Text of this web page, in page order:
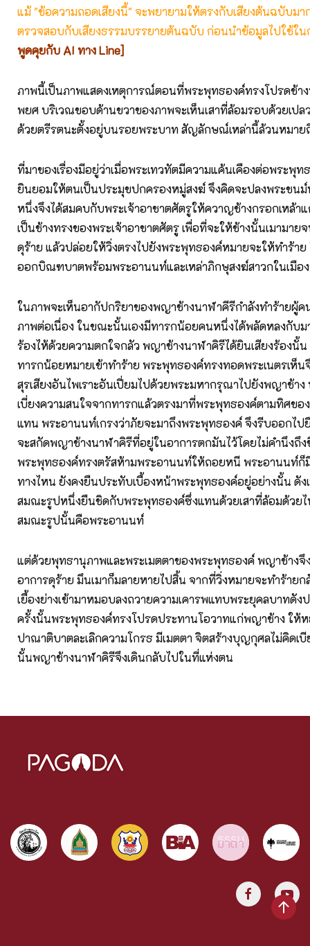
แม้ "ข้อความถอดเสียงนี้" จะพยายามให้ตรงกับเสียงต้นฉบับม
ตรวจสอบกับเสียงธรรมบรรยายต้นฉบับ ก่อนนำข้อมูลไปใช้ใน
พูดคุยกับ AI ทาง Line]
ภาพนี้เป็นภาพแสดงเหตุการณ์ตอนที่พระพุทธองค์ทรงโปรดช้า
พยศ บริเวณขอบด้านขวาของภาพจะเห็นเสาที่ล้อมรอบด้วยเป
ด้วยตรีรตนะตั้งอยู่บนรอยพระบาท สัญลักษณ์เหล่านี้ล้วนหมาย
ที่มาของเรื่องมีอยู่ว่าเมื่อพระเทวทัตมีความแค้นเคืองต่อพระพุท
ยินยอมให้ตนเป็นประมุขปกครองหมู่สงฆ์ จึงคิดจะปลงพระชนม์
หนึ่งจึงได้สมคบกับพระเจ้าอาชาตศัตรูให้ควาญช้างกรอกเหล้า
เป็นช้างทรงของพระเจ้าอาชาตศัตรู เพื่อที่จะให้ช้างนั้นเมามาย
ดุร้าย แล้วปล่อยให้วิ่งตรงไปยังพระพุทธองค์หมายจะให้ทำร้า
ออกบิณฑบาตพร้อมพระอานนท์และเหล่าภิกษุสงฆ์สาวกในเมือ
ในภาพจะเห็นอากัปกริยาของพญาช้างนาฬาคีรีกำลังทำร้ายผู้ค
ภาพต่อเนื่อง ในขณะนั้นเองมีทารกน้อยคนหนึ่งได้พลัดหลงกับม
ร้องไห้ด้วยความตกใจกลัว พญาช้างนาฬาคิรีได้ยินเสียงร้องนั้
ทารกน้อยหมายเข้าทำร้าย พระพุทธองค์ทรงทอดพระเนตรเห็น
สุรเสียงอันไพเราะอันเปี่ยมไปด้วยพระมหากรุณาไปยังพญาช้า
เบี่ยงความสนใจจากทารกแล้วตรงมาที่พระพุทธองค์ตามทิศขอ
แทน พระอานนท์เกรงว่าภัยจะมาถึงพระพุทธองค์ จึงรีบออกไป
จะสกัดพญาช้างนาฬาคิรีที่อยู่ในอาการตกมันไว้โดยไม่คำนึงถึ
พระพุทธองค์ทรงตรัสห้ามพระอานนท์ให้ถอยหนี พระอานนท์ก็
ทางไหน ยังคงยืนประทับเบื้องหน้าพระพุทธองค์อยู่อย่างนั้น ดัง
สมณะรูปหนึ่งยืนชิดกับพระพุทธองค์ซึ่งแทนด้วยเสาที่ล้อมด้วยไ
สมณะรูปนั้นคือพระอานนท์
แต่ด้วยพุทธานุภาพและพระเมตตาของพระพุทธองค์ พญาช้างจึ
อาการดุร้าย มึนเมาก็มลายหายไปสิ้น จากที่วิ่งหมายจะทำร้าย
เยื้องย่างเข้ามาหมอบลงถวายความเคารพแทบพระยุคลบาทดัง
ครั้งนั้นพระพุทธองค์ทรงโปรดประทานโอวาทแก่พญาช้าง ให้
ปาณาติบาตละเลิกความโกรธ มีเมตตา จิตสร้างบุญกุศลไม่คิดเ
นั้นพญาช้างนาฬาคิรีจึงเดินกลับไปในที่แห่งตน